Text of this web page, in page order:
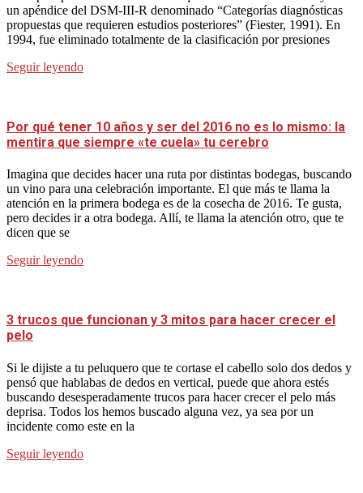
un apéndice del DSM-III-R denominado “Categorías diagnósticas
propuestas que requieren estudios posteriores” (Fiester, 1991). En
1994, fue eliminado totalmente de la clasificación por presiones
Seguir leyendo
Por qué tener 10 años y ser del 2016 no es lo mismo: la
mentira que siempre «te cuela» tu cerebro
Imagina que decides hacer una ruta por distintas bodegas, buscando
un vino para una celebración importante. El que más te llama la
atención en la primera bodega es de la cosecha de 2016. Te gusta,
pero decides ir a otra bodega. Allí, te llama la atención otro, que te
dicen que se
Seguir leyendo
3 trucos que funcionan y 3 mitos para hacer crecer el
pelo
Si le dijiste a tu peluquero que te cortase el cabello solo dos dedos y
pensó que hablabas de dedos en vertical, puede que ahora estés
buscando desesperadamente trucos para hacer crecer el pelo más
deprisa. Todos los hemos buscado alguna vez, ya sea por un
incidente como este en la
Seguir leyendo